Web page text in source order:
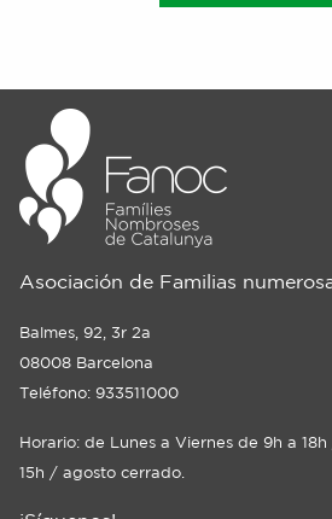
Asociación de Familias
Balmes, 92, 3r 2a
08008 Barcelona
Teléfono: 933511000
Horario: de Lunes a Viernes de 9h a
15h / agosto cerrado.